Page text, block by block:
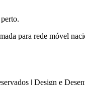
para rede móvel
| Design e